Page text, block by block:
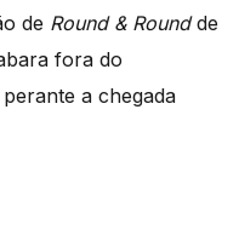
de Round & Roundde
fora do
a chegada